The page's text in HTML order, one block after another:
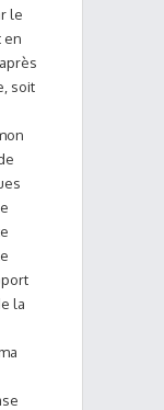
le
en
soit
la